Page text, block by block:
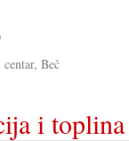
Beč
i